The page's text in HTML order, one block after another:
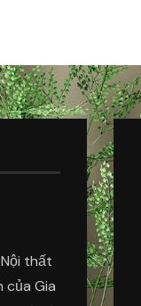
thất
của Gia